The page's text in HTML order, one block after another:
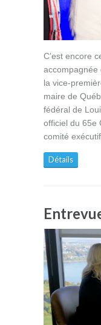
C’est encore
accompagnée
la vice-
maire de
fédéral de
officiel du 65e
comité
Détails